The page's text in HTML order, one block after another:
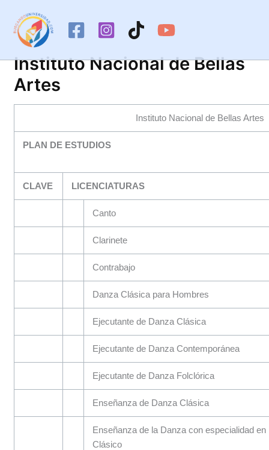
contenido
Instituto Nacional de Bellas
Artes
Instituto Nacional de Bellas Artes
PLAN DE ESTUDIOS
CLAVE LICENCIATURAS
Canto
Clarinete
Contrabajo
Danza Clásica para Hombres
Ejecutante de Danza Clásica
Ejecutante de Danza Contemporánea
Ejecutante de Danza Folclórica
Enseñanza de Danza Clásica
Enseñanza de la Danza con especialidad en
Clásico